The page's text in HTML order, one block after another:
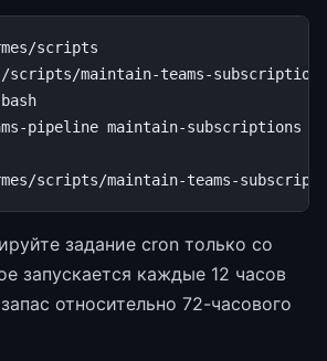
scripts
scripts/maintain-teams-
pipeline maintain-subscriptions
задание cron только со
запускается каждые 12 часов
относительно 72-часового